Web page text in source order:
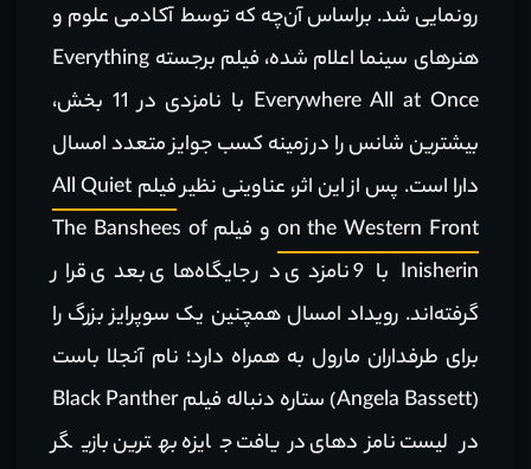
رونمایی شد. براساس آن‌چه که توسط آکادمی علوم و
هنرهای سینما اعلام شده، فیلم برجسته Everything
Everywhere All at Once با نامزدی در 11 بخش،
بیشترین شانس را در زمینه کسب جوایز متعدد امسال
دارا است. پس از این اثر، عناوینی نظیر
فیلم All Quiet
on the Western Front
و فیلم The Banshees of
Inisherin با 9 نامزدی در جایگاه‌های بعدی قرار
گرفته‌اند. رویداد امسال همچنین یک سوپرایز بزرگ را
برای طرفداران مارول به همراه دارد؛ نام آنجلا باست
(Angela Bassett) ستاره دنباله فیلم Black Panther
در لیست نامزدهای دریافت جایزه بهترین بازیگر